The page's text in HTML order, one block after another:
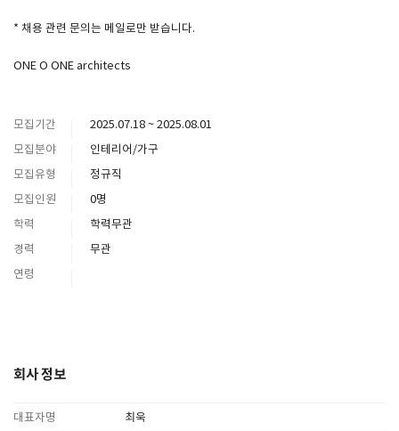
* 채용 관련 문의는 메일로만 받습니다.
ONE O ONE architects
모집기간
2025.07.18 ~ 2025.08.01
모집분야
인테리어/가구
모집유형
정규직
모집인원
0명
학력
학력무관
경력
무관
연령
회사 정보
대표자명 최욱